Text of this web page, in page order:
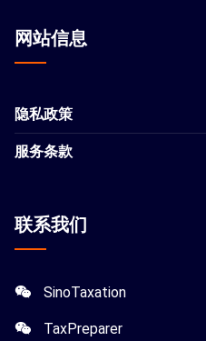
网站信息
隐私政策
服务条款
联系我们
SinoTaxation
TaxPreparer